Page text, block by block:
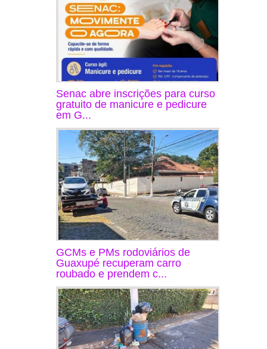
Senac abre inscrições para curso
gratuito de manicure e pedicure
em G...
GCMs e PMs rodoviários de
Guaxupé recuperam carro
roubado e prendem c...